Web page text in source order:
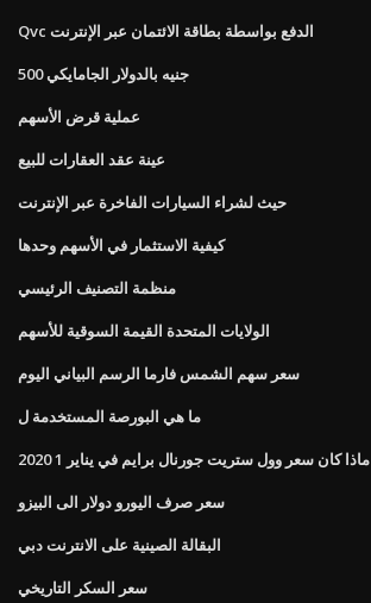
Qvc الدفع بواسطة بطاقة الائتمان عبر الإنترنت
500 جنيه بالدولار الجامايكي
عملية قرض الأسهم
عينة عقد العقارات للبيع
حيث لشراء السيارات الفاخرة عبر الإنترنت
كيفية الاستثمار في الأسهم وحدها
منظمة التصنيف الرئيسي
الولايات المتحدة القيمة السوقية للأسهم
سعر سهم الشمس فارما الرسم البياني اليوم
ما هي البورصة المستخدمة ل
ماذا كان سعر وول ستريت جورنال برايم في يناير 1 2020
سعر صرف اليورو دولار الى البيزو
البقالة الصينية على الانترنت دبي
سعر السكر التاريخي